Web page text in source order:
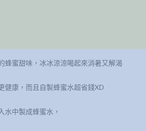
蜂蜜甜味，冰冰涼涼喝起來消暑又解渴
健康，而且自製蜂蜜水超省錢XD
水中製成蜂蜜水，